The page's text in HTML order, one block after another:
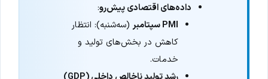
داده‌های اقتصادی پیش‌رو:
PMI سپتامبر
(سه‌شنبه): انتظار
کاهش در بخش‌های تولید و
خدمات.